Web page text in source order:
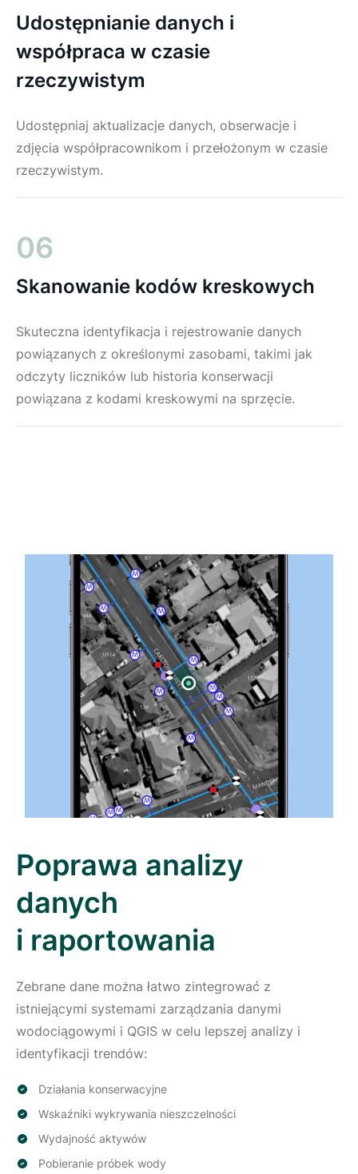
Udostępnianie danych i
współpraca w czasie
rzeczywistym
Udostępniaj aktualizacje danych, obserwacje i
zdjęcia współpracownikom i przełożonym w czasie
rzeczywistym.
06
Skanowanie kodów kreskowych
Skuteczna identyfikacja i rejestrowanie danych
powiązanych z określonymi zasobami, takimi jak
odczyty liczników lub historia konserwacji
powiązana z kodami kreskowymi na sprzęcie.
Poprawa analizy
danych
i raportowania
Zebrane dane można łatwo zintegrować z
istniejącymi systemami zarządzania danymi
wodociągowymi i QGIS w celu lepszej analizy i
identyfikacji trendów:
Działania konserwacyjne
Wskaźniki wykrywania nieszczelności
Wydajność aktywów
Pobieranie próbek wody